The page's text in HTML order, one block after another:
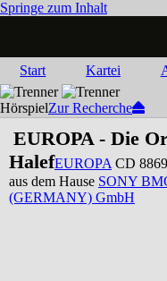
Springe zum Inhalt
Start Kartei
HörspielZur Recherche
EUROPA - Die
HalefEUROPA CD
aus dem Hause SONY
(GERMANY) GmbH